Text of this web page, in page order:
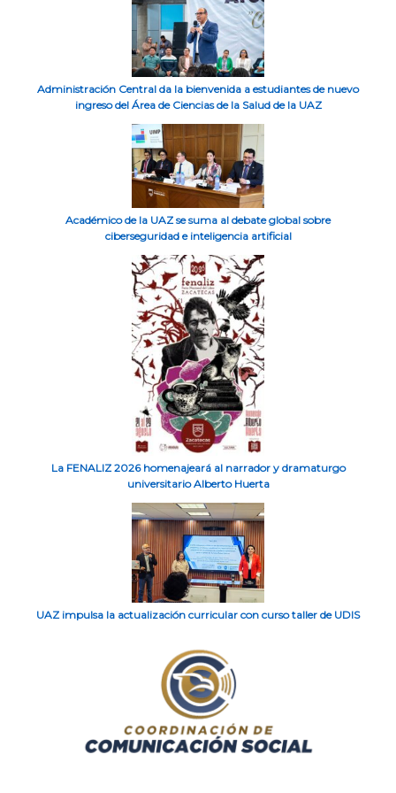
Administración Central da la bienvenida a estudiantes de nuevo
ingreso del Área de Ciencias de la Salud de la UAZ
Académico de la UAZ se suma al debate global sobre
ciberseguridad e inteligencia artificial
La FENALIZ 2026 homenajeará al narrador y dramaturgo
universitario Alberto Huerta
UAZ impulsa la actualización curricular con curso taller de UDIS